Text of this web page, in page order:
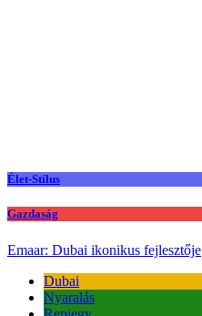
Élet-Stílus
Gazdaság
Emaar: Dubai ikonikus fejlesztője
Dubai
Nyaralás